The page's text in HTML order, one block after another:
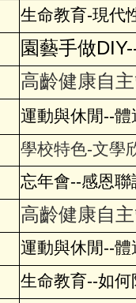
生命教育-現代
園藝手做
高齡健康自
運動與休閒--
學校特色-文學
忘年會--感恩
高齡健康自
運動與休閒--
生命教育--如